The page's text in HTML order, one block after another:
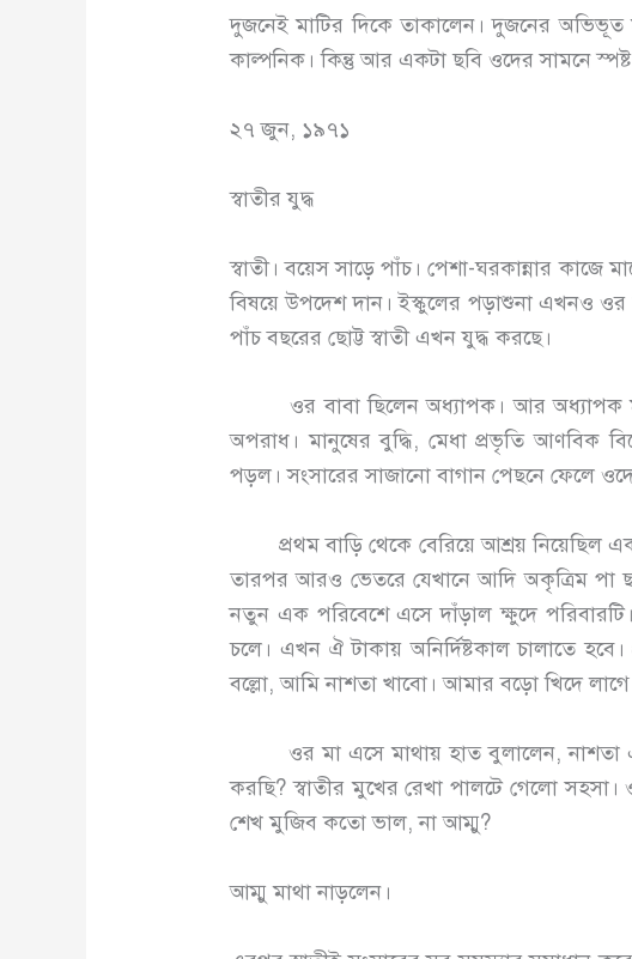
দুজনেই মাটির দিকে তাকালেন। দুজনের
কাল্পনিক। কিন্তু আর একটা ছবি ওদের সামনে
২৭ জুন, ১৯৭১
স্বাতীর যুদ্ধ
স্বাতী। বয়েস সাড়ে পাঁচ। পেশা-ঘরকান্নার কাজে
বিষয়ে উপদেশ দান। ইস্কুলের পড়াশুনা এখনও ওর
পাঁচ বছরের ছোট্ট স্বাতী এখন যুদ্ধ করছে।
ওর বাবা ছিলেন অধ্যাপক। আর অধ্যাপক
অপরাধ। মানুষের বুদ্ধি, মেধা প্রভৃতি আণবিক
পড়ল। সংসারের সাজানো বাগান পেছনে ফেলে
প্রথম বাড়ি থেকে বেরিয়ে আশ্রয় নিয়েছিল
তারপর আরও ভেতরে যেখানে আদি অকৃত্রিম পা
নতুন এক পরিবেশে এসে দাঁড়াল ক্ষুদে
চলে। এখন ঐ টাকায় অনির্দিষ্টকাল চালাতে
বল্লো, আমি নাশতা খাবো। আমার বড়ো খিদে
ওর মা এসে মাথায় হাত বুলালেন, নাশতা
করছি? স্বাতীর মুখের রেখা পালটে গেলো
শেখ মুজিব কতো ভাল, না আম্মু?
আম্মু মাথা নাড়লেন।